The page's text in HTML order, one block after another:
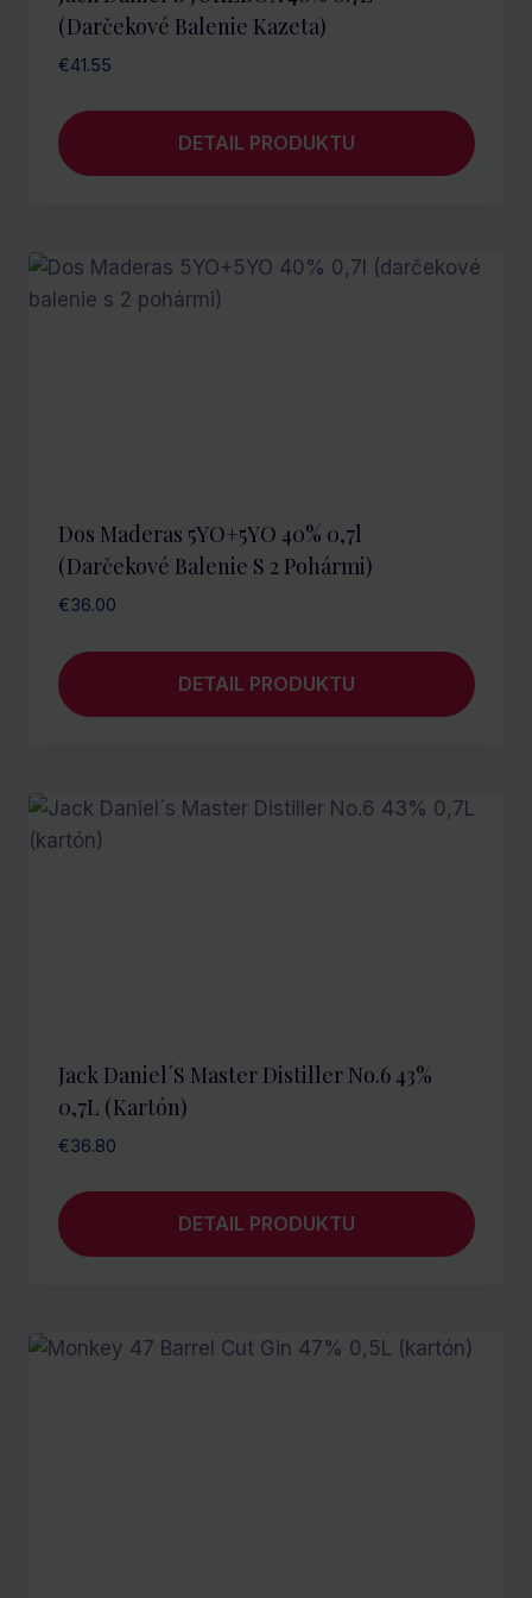
(darčekové Balenie Kazeta)
€41.55
DETAIL PRODUKTU
Dos Maderas 5YO+5YO 40% 0,7l
(darčekové Balenie S 2 Pohármi)
€36.00
DETAIL PRODUKTU
Jack Daniel´s Master Distiller No.6 43%
0,7L (kartón)
€36.80
DETAIL PRODUKTU